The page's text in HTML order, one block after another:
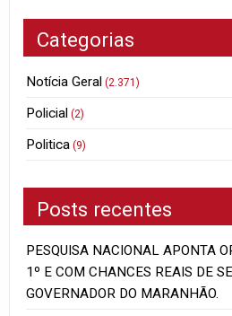
Categorias
Notícia Geral (2.371)
Policial (2)
Politica (9)
Posts recentes
PESQUISA NACIONAL APONTA
1º E COM CHANCES REAIS DE
GOVERNADOR DO MARANHÃO.